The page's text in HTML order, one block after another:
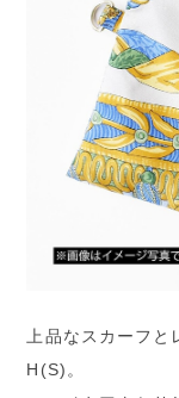
上品なスカーフ
H(S)。